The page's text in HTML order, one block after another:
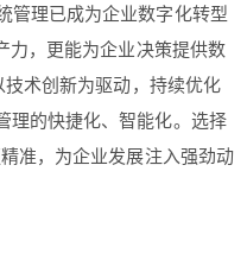
管理已成为企业数字化转型
力，更能为企业决策提供数
术创新为驱动，持续优化
理的快捷化、智能化。选择
准，为企业发展注入强劲动